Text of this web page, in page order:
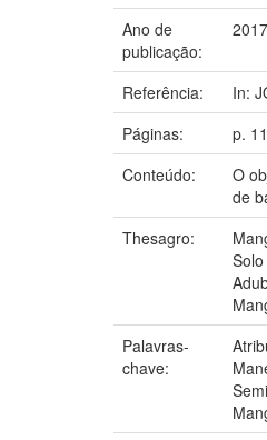
Ano de
publicação:
2017
Referência:
In:
Páginas:
p.
Conteúdo:
O
de
Thesagro:
Solo
Palavras-
chave: